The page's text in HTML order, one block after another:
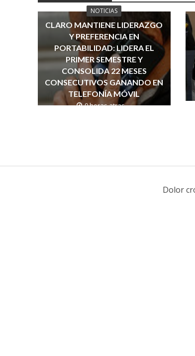
NOTICIAS
CLARO MANTIENE LIDERAZGO
Y PREFERENCIA EN
PORTABILIDAD: LIDERA EL
PRIMER SEMESTRE Y
CONSOLIDA 22 MESES
CONSECUTIVOS GANANDO EN
TELEFONÍA MÓVIL
9 horas atras
Dolor